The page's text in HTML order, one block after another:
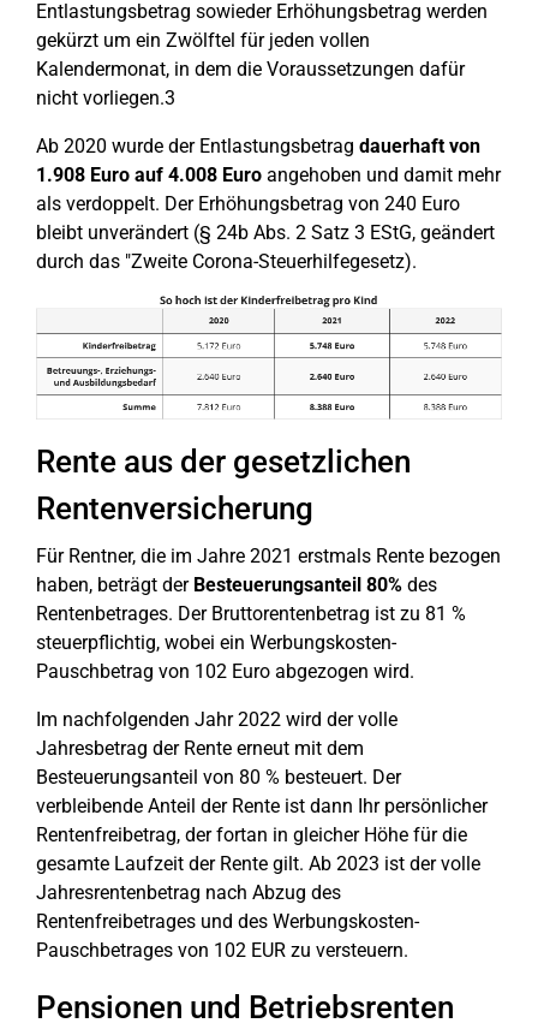
Entlastungsbetrag sowieder Erhöhungsbetrag werden
gekürzt um ein Zwölftel für jeden vollen
Kalendermonat, in dem die Voraussetzungen dafür
nicht vorliegen.3
Ab 2020 wurde der Entlastungsbetrag dauerhaft von
1.908 Euro auf 4.008 Euro angehoben und damit mehr
als verdoppelt. Der Erhöhungsbetrag von 240 Euro
bleibt unverändert (§ 24b Abs. 2 Satz 3 EStG, geändert
durch das "Zweite Corona-Steuerhilfegesetz).
Rente aus der gesetzlichen
Rentenversicherung
Für Rentner, die im Jahre 2021 erstmals Rente bezogen
haben, beträgt der Besteuerungsanteil 80% des
Rentenbetrages. Der Bruttorentenbetrag ist zu 81 %
steuerpflichtig, wobei ein Werbungskosten-
Pauschbetrag von 102 Euro abgezogen wird.
Im nachfolgenden Jahr 2022 wird der volle
Jahresbetrag der Rente erneut mit dem
Besteuerungsanteil von 80 % besteuert. Der
verbleibende Anteil der Rente ist dann Ihr persönlicher
Rentenfreibetrag, der fortan in gleicher Höhe für die
gesamte Laufzeit der Rente gilt. Ab 2023 ist der volle
Jahresrentenbetrag nach Abzug des
Rentenfreibetrages und des Werbungskosten-
Pauschbetrages von 102 EUR zu versteuern.
Pensionen und Betriebsrenten